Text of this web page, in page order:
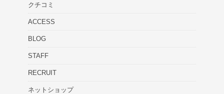
クチコミ
ACCESS
BLOG
STAFF
RECRUIT
ネットショップ